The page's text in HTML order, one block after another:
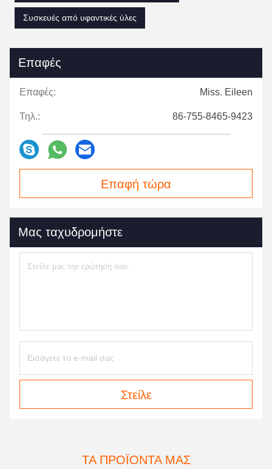
Συσκευές από υφαντικές ύλες
Επαφές
Επαφές: Miss. Eileen
Τηλ.: 86-755-8465-9423
Επαφή τώρα
Μας ταχυδρομήστε
Στείλε
ΤΑ ΠΡΟΪΌΝΤΑ ΜΑΣ